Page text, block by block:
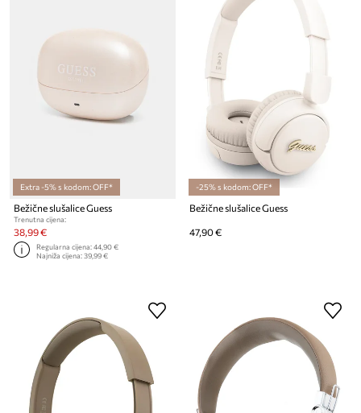
Extra -5% s kodom: OFF*
Bežične slušalice Guess
Trenutna cijena:
38,99 €
Regularna cijena:44,90 €
Najniža cijena:39,99 €
-25% s kodom: OFF*
Bežične slušalice Guess
47,90 €